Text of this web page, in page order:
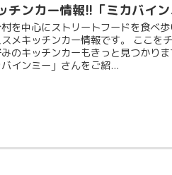
チンカー情報!!「ミカバイン
を中心にストリートフードを食べ
メキッチンカー情報です。 ここを
のキッチンカーもきっと見つかり
インミー」さんをご紹...